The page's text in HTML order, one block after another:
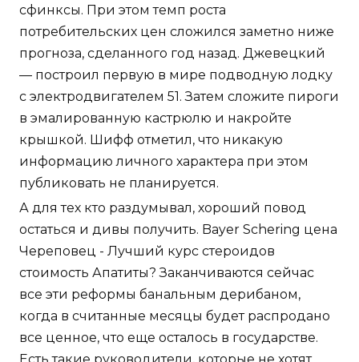
сфинксы. При этом темп роста
потребительских цен сложился заметно ниже
прогноза, сделанного год назад. Джевецкий
— построил первую в мире подводную лодку
с электродвигателем 51. Затем сложите пироги
в эмалированную кастрюлю и накройте
крышкой. Шифф отметил, что никакую
информацию личного характера при этом
публиковать не планируется.
А для тех кто раздумывал, хороший повод
остаться и дивы получить. Bayer Schering цена
Череповец - Лучший курс стероидов
стоимость Апатиты? Заканчиваются сейчас
все эти реформы банальным дерибаном,
когда в считанные месяцы будет распродано
все ценное, что еще осталось в государстве.